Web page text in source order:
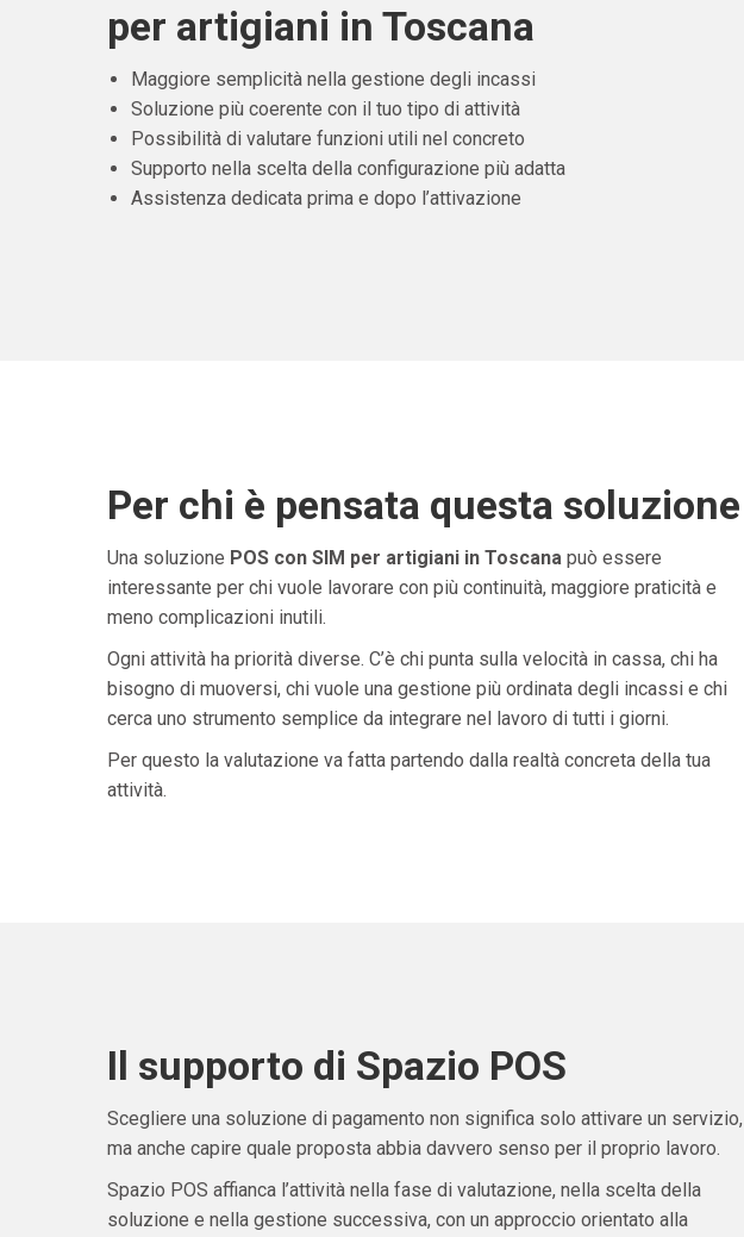
per artigiani in Toscana
Maggiore semplicità nella gestione degli incassi
Soluzione più coerente con il tuo tipo di attività
Possibilità di valutare funzioni utili nel concreto
Supporto nella scelta della configurazione più adatta
Assistenza dedicata prima e dopo l’attivazione
Per chi è pensata questa soluzione
Una soluzione POS con SIM per artigiani in Toscanapuò essere
interessante per chi vuole lavorare con più continuità, maggiore praticità e
meno complicazioni inutili.
Ogni attività ha priorità diverse. C’è chi punta sulla velocità in cassa, chi ha
bisogno di muoversi, chi vuole una gestione più ordinata degli incassi e chi
cerca uno strumento semplice da integrare nel lavoro di tutti i giorni.
Per questo la valutazione va fatta partendo dalla realtà concreta della tua
attività.
Il supporto di Spazio POS
Scegliere una soluzione di pagamento non significa solo attivare un servizio,
ma anche capire quale proposta abbia davvero senso per il proprio lavoro.
Spazio POS affianca l’attività nella fase di valutazione, nella scelta della
soluzione e nella gestione successiva, con un approccio orientato alla